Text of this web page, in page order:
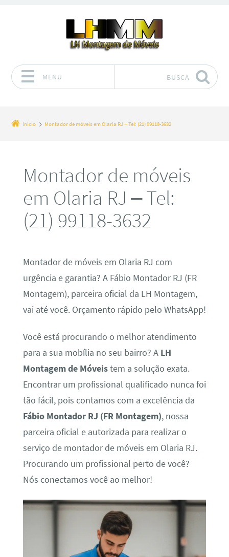
MENU BUSCA
Início Montador de móveis em Olaria RJ – Tel: (21) 99118-3632
Montador de móveis
em Olaria RJ – Tel:
(21) 99118-3632
Montador de móveis em Olaria RJ com
urgência e garantia? A Fábio Montador RJ (FR
Montagem), parceira oficial da LH Montagem,
vai até você. Orçamento rápido pelo WhatsApp!
Você está procurando o melhor atendimento
para a sua mobília no seu bairro? A LH
Montagem de Móveistem a solução exata.
Encontrar um profissional qualificado nunca foi
tão fácil, pois contamos com a excelência da
Fábio Montador RJ (FR Montagem), nossa
parceira oficial e autorizada para realizar o
serviço de montador de móveis em Olaria RJ.
Procurando um profissional perto de você?
Nós conectamos você ao melhor!